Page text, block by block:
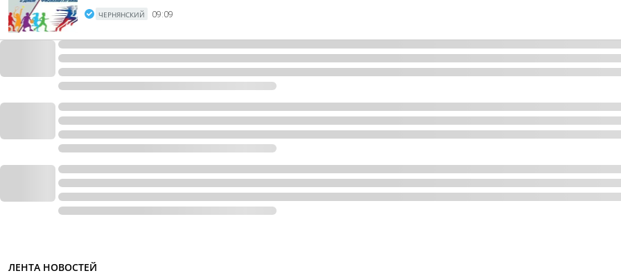
ЧЕРНЯНСКИЙ 09:09
ЛЕНТА НОВОСТЕЙ